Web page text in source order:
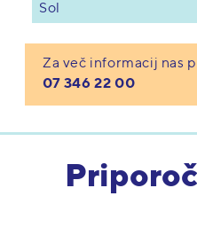
Sol
Za več informacij nas
07 346 22 00